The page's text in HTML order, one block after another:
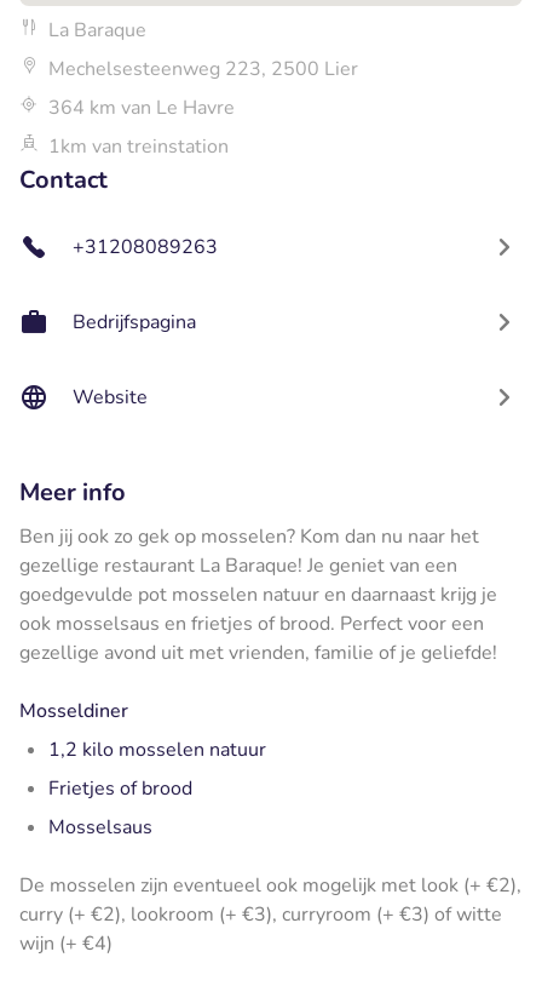
La Baraque
Mechelsesteenweg 223, 2500 Lier
364 km van Le Havre
1km van treinstation
Contact
+31208089263
Bedrijfspagina
Website
Meer info
Ben jij ook zo gek op mosselen? Kom dan nu naar het
gezellige restaurant La Baraque! Je geniet van een
goedgevulde pot mosselen natuur en daarnaast krijg je
ook mosselsaus en frietjes of brood. Perfect voor een
gezellige avond uit met vrienden, familie of je geliefde!
Mosseldiner
1,2 kilo mosselen natuur
Frietjes of brood
Mosselsaus
De mosselen zijn eventueel ook mogelijk met look (+ €2),
curry (+ €2), lookroom (+ €3), curryroom (+ €3) of witte
wijn (+ €4)